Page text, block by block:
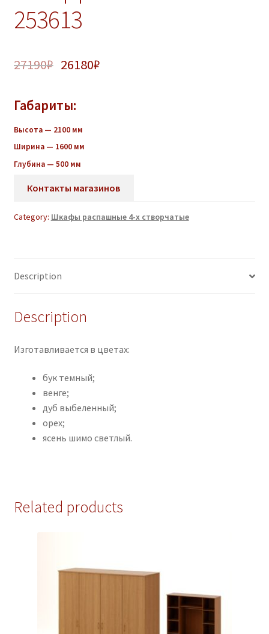
253613
27190₽ 26180₽
Габариты:
Высота — 2100 мм
Ширина — 1600 мм
Глубина — 500 мм
Контакты магазинов
Category: Шкафы распашные 4-х створчатые
Description
Description
Изготавливается в цветах:
бук темный;
венге;
дуб выбеленный;
орех;
ясень шимо светлый.
Related products